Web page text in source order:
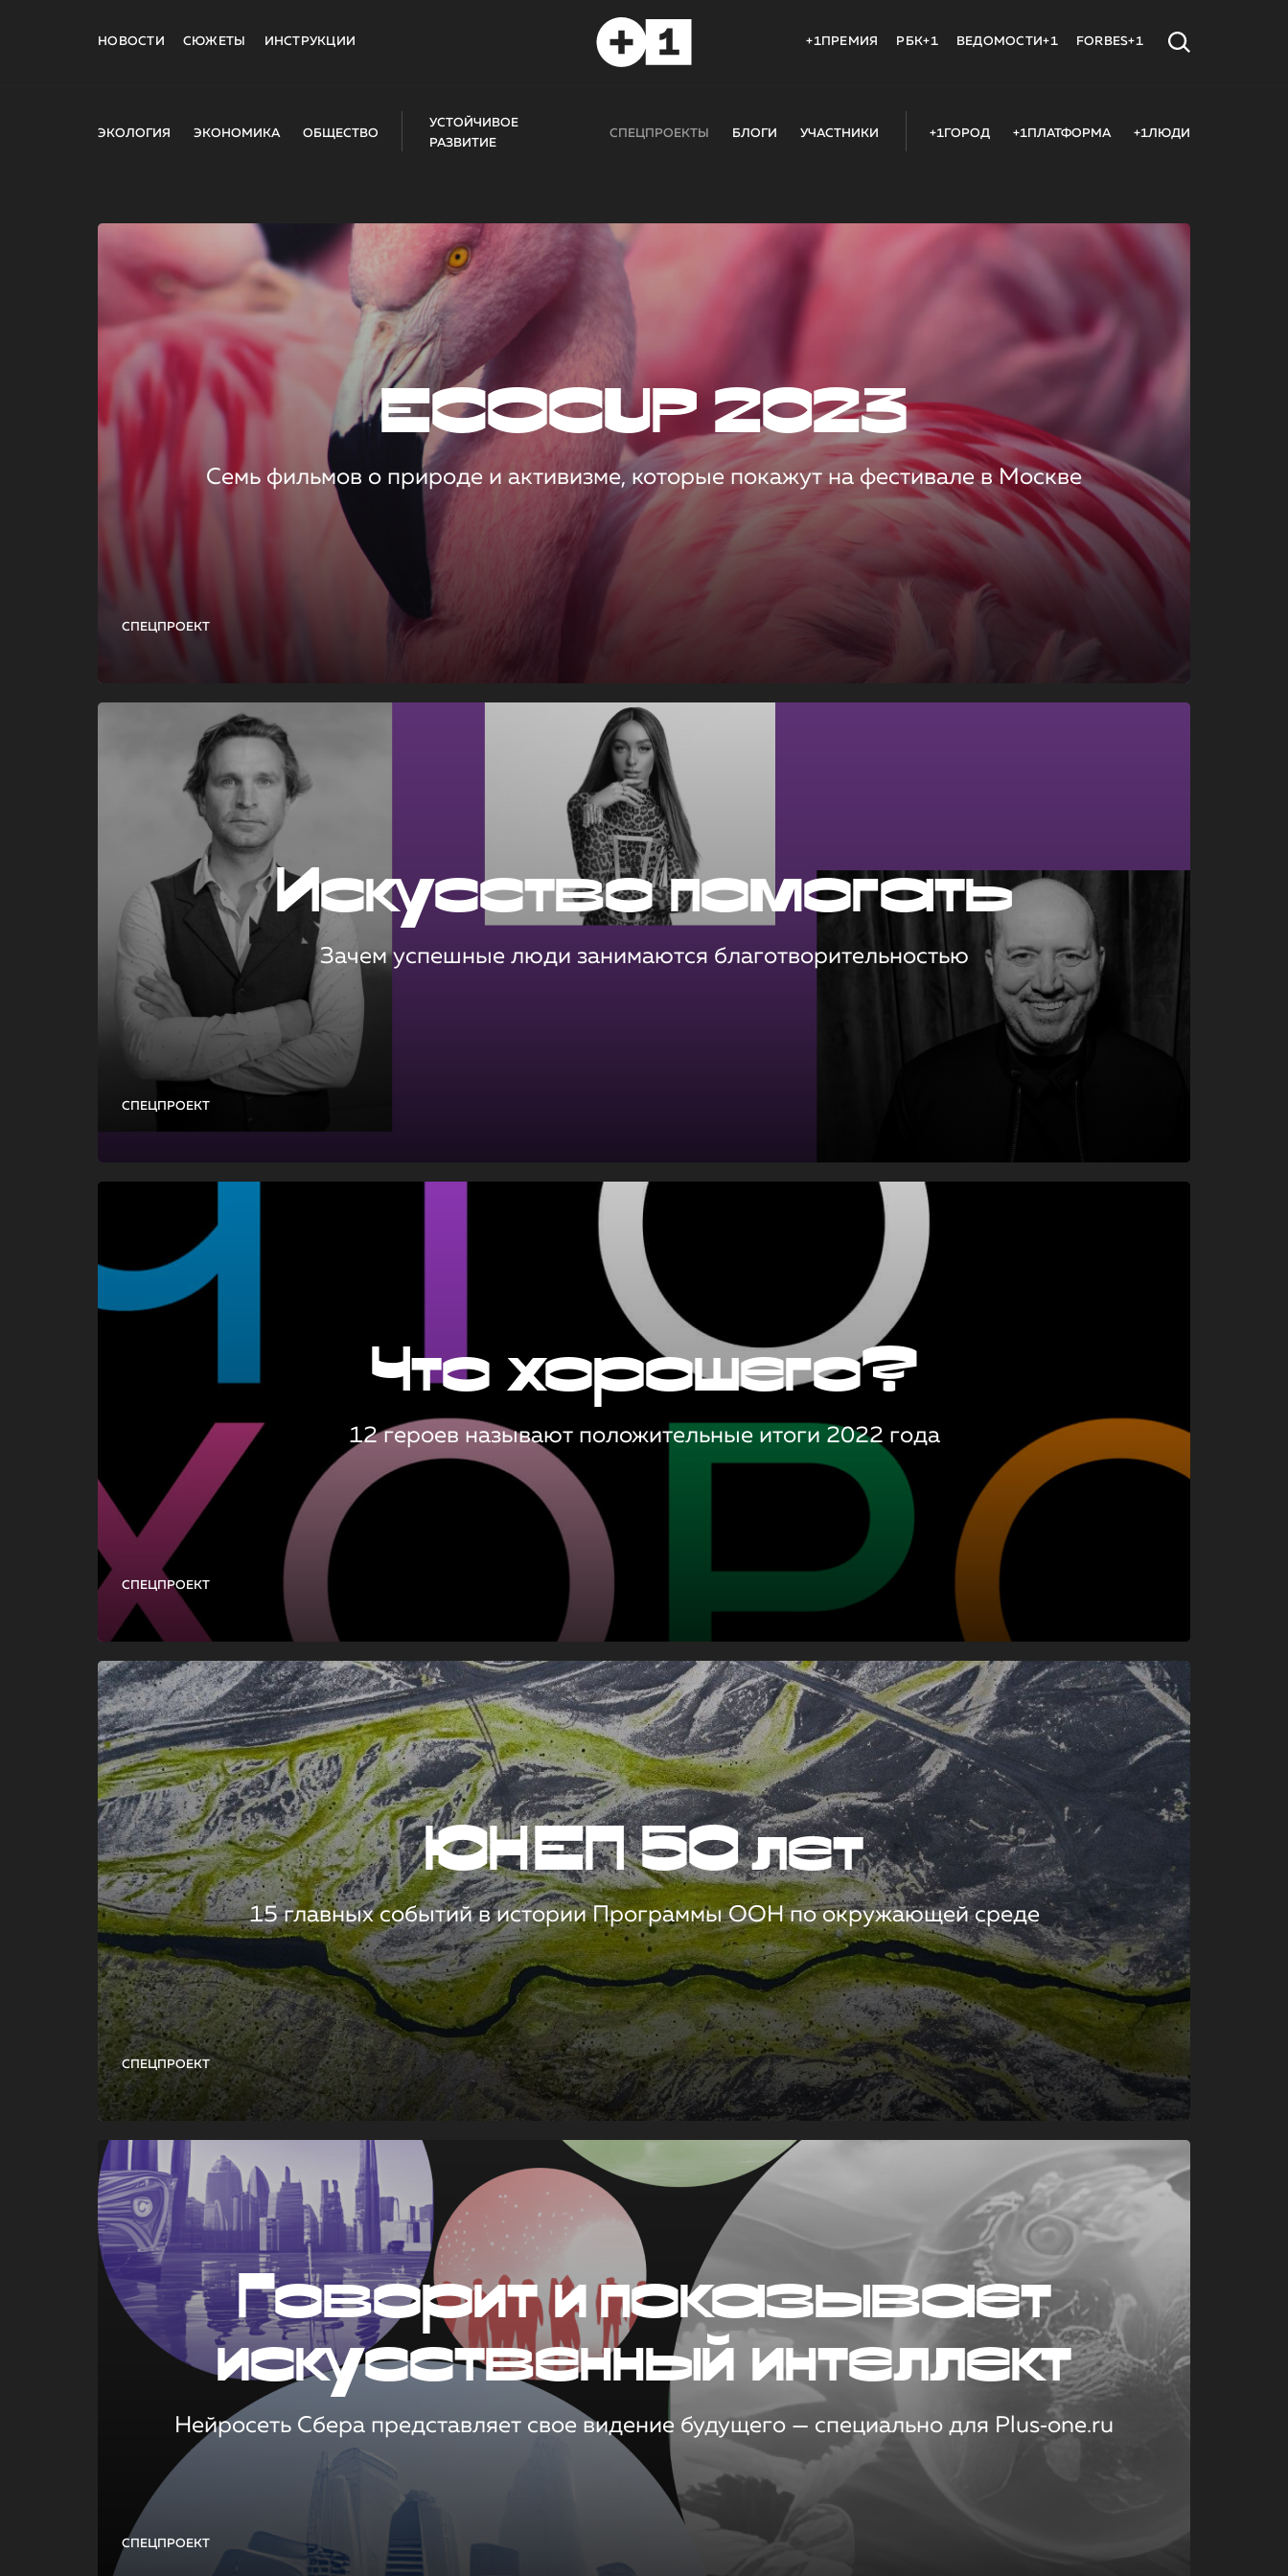
НОВОСТИ СЮЖЕТЫ ИНСТРУКЦИИ +1ПРЕМИЯ РБК+1 ВЕДОМОСТИ+1 FORBES+1
ЭКОЛОГИЯ ЭКОНОМИКА ОБЩЕСТВО
УСТОЙЧИВОЕ
РАЗВИТИЕ
СПЕЦПРОЕКТЫ БЛОГИ УЧАСТНИКИ +1ГОРОД +1ПЛАТФОРМА +1ЛЮДИ
СПЕЦПРОЕКТ
ECOCUP 2023
Семь фильмов о природе и активизме, которые покажут на фестивале в Москве
СПЕЦПРОЕКТ
Искусство помогать
Зачем успешные люди занимаются благотворительностью
СПЕЦПРОЕКТ
Что хорошего?
12 героев называют положительные итоги 2022 года
СПЕЦПРОЕКТ
ЮНЕП 50 лет
15 главных событий в истории Программы ООН по окружающей среде
СПЕЦПРОЕКТ
Говорит и показывает
искусственный интеллект
Нейросеть Сбера представляет свое видение будущего — специально для Plus‑one.ru